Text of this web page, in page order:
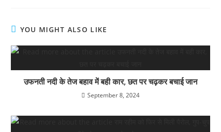
k
YOU MIGHT ALSO LIKE
उफनती नदी के तेज बहाव में बही कार, छत पर चढ़कर बचाई जान
September 8, 2024